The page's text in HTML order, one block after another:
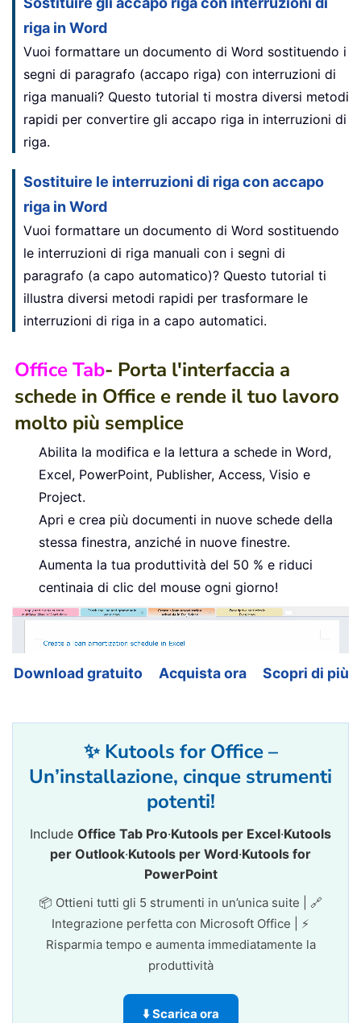
riga in Word
Vuoi formattare un documento di Word sostituendo i
segni di paragrafo (accapo riga) con interruzioni di
riga manuali? Questo tutorial ti mostra diversi metodi
rapidi per convertire gli accapo riga in interruzioni di
riga.
Sostituire le interruzioni di riga con accapo
riga in Word
Vuoi formattare un documento di Word sostituendo
le interruzioni di riga manuali con i segni di
paragrafo (a capo automatico)? Questo tutorial ti
illustra diversi metodi rapidi per trasformare le
interruzioni di riga in a capo automatici.
Office Tab- Porta l'interfaccia a
schede in Office e rende il tuo lavoro
molto più semplice
Abilita la modifica e la lettura a schede in Word,
Excel, PowerPoint, Publisher, Access, Visio e
Project.
Apri e crea più documenti in nuove schede della
stessa finestra, anziché in nuove finestre.
Aumenta la tua produttività del 50 % e riduci
centinaia di clic del mouse ogni giorno!
Download gratuito Acquista ora Scopri di più
✨ Kutools for Office –
Un’installazione, cinque strumenti
potenti!
Include Office Tab Pro·Kutools per Excel·Kutools
per Outlook·Kutools per Word·Kutools for
PowerPoint
📦 Ottieni tutti gli 5 strumenti in un’unica suite | 🔗
Integrazione perfetta con Microsoft Office | ⚡
Risparmia tempo e aumenta immediatamente la
produttività
⬇️ Scarica ora